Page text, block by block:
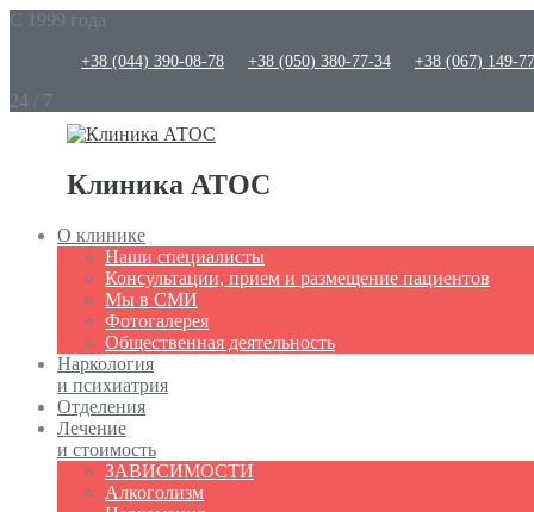
С 1999 года
+38 (044) 390-08-78 +38 (050) 380-77-34 +38 (067) 149-
24 / 7
Клиника АТОС
О клинике
Наши специалисты
Консультации, прием и размещение пациентов
Мы в СМИ
Фотогалерея
Общественная деятельность
Наркология
и психиатрия
Отделения
Лечение
и стоимость
ЗАВИСИМОСТИ
Алкоголизм